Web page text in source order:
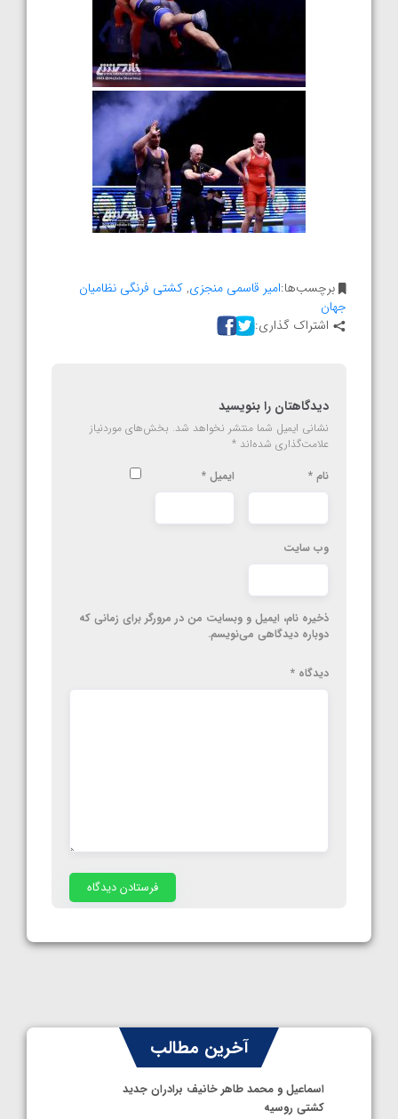
برچسب‌ها:امیر قاسمی منجزی,کشتی فرنگی نظامیان
جهان
اشتراک گذاری:
دیدگاهتان را بنویسید
نشانی ایمیل شما منتشر نخواهد شد. بخش‌های موردنیاز
علامت‌گذاری شده‌اند *
نام * ایمیل *
وب‌ سایت
ذخیره نام، ایمیل و وبسایت من در مرورگر برای زمانی که
دوباره دیدگاهی می‌نویسم.
دیدگاه *
آخرین مطالب
اسماعیل و محمد طاهر خانیف برادران جدید
کشتی روسیه